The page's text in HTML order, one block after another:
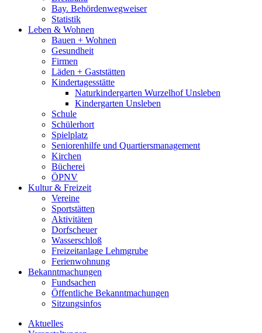
Bay. Behördenwegweiser
Statistik
Leben & Wohnen
Bauen + Wohnen
Gesundheit
Firmen
Läden + Gaststätten
Kindertagesstätte
Naturkindergarten Wurzelhof Unsleben
Kindergarten Unsleben
Schule
Schülerhort
Spielplatz
Seniorenhilfe und Quartiersmanagement
Kirchen
Bücherei
ÖPNV
Kultur & Freizeit
Vereine
Sportstätten
Aktivitäten
Dorfscheuer
Wasserschloß
Freizeitanlage Lehmgrube
Ferienwohnung
Bekanntmachungen
Fundsachen
Öffentliche Bekanntmachungen
Sitzungsinfos
Aktuelles